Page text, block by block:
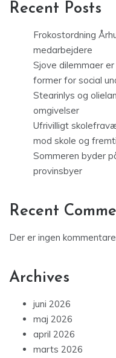
Recent Posts
Frokostordning
medarbejdere
Sjove dilemmaer
former for social
Stearinlys og
omgivelser
Ufrivilligt
mod skole og
Sommeren byder
provinsbyer
Recent
Der er ingen
Archives
juni 2026
maj 2026
april 2026
marts 2026